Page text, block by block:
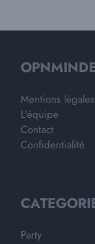
Mentions légales
L'équipe
Contact
Confidentialité
Party